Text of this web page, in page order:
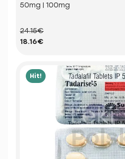
50mg | 100mg
24.15€
18.16€
Hit!